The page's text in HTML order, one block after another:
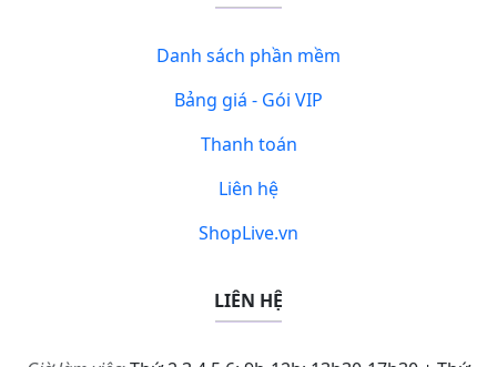
Danh sách phần mềm
Bảng giá - Gói VIP
Thanh toán
Liên hệ
ShopLive.vn
LIÊN HỆ